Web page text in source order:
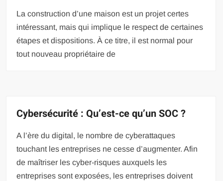
La construction d’une maison est un projet certes
intéressant, mais qui implique le respect de certaines
étapes et dispositions. À ce titre, il est normal pour
tout nouveau propriétaire de
Cybersécurité : Qu’est-ce qu’un SOC ?
A l’ère du digital, le nombre de cyberattaques
touchant les entreprises ne cesse d’augmenter. Afin
de maîtriser les cyber-risques auxquels les
entreprises sont exposées, les entreprises doivent